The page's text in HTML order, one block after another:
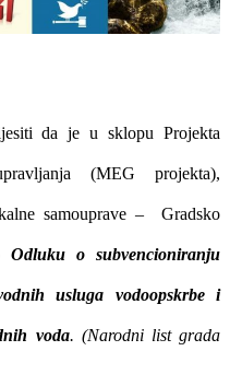
da je u sklopu Projekta
(MEG projekta),
samouprave – Gradsko
Odluku o subvencioniranju
usluga vodoopskrbe i
voda. (Narodni list grada